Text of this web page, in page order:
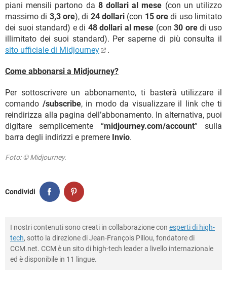
piani mensili partono da 8 dollari al mese (con un utilizzo
massimo di 3,3 ore), di 24 dollari (con 15 ore di uso limitato
dei suoi standard) e di 48 dollari al mese (con30 oredi uso
illimitato dei suoi standard). Per saperne di più consulta il
sito ufficiale di Midjourney
.
Come abbonarsi a Midjourney?
Per sottoscrivere un abbonamento, ti basterà utilizzare il
comando /subscribe, in modo da visualizzare il link che ti
reindirizza alla pagina dell’abbonamento. In alternativa, puoi
digitare semplicemente “midjourney.com/account” sulla
barra degli indirizzi e premere Invio.
Foto: © Midjourney.
Condividi
I nostri contenuti sono creati in collaborazione con esperti di high-
tech, sotto la direzione di Jean-François Pillou, fondatore di
CCM.net. CCM è un sito di high-tech leader a livello internazionale
ed è disponibile in 11 lingue.